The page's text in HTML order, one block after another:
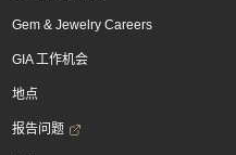
Gem & Jewelry Careers
GIA 工作机会
地点
报告问题